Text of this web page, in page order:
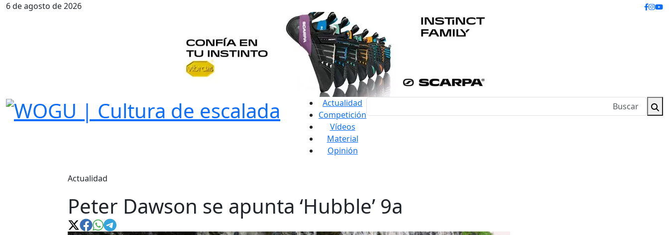
6 de agosto de 2026
Actualidad
Competición
Vídeos
Material
Opinión
Actualidad
Peter Dawson se apunta ‘Hubble’ 9a